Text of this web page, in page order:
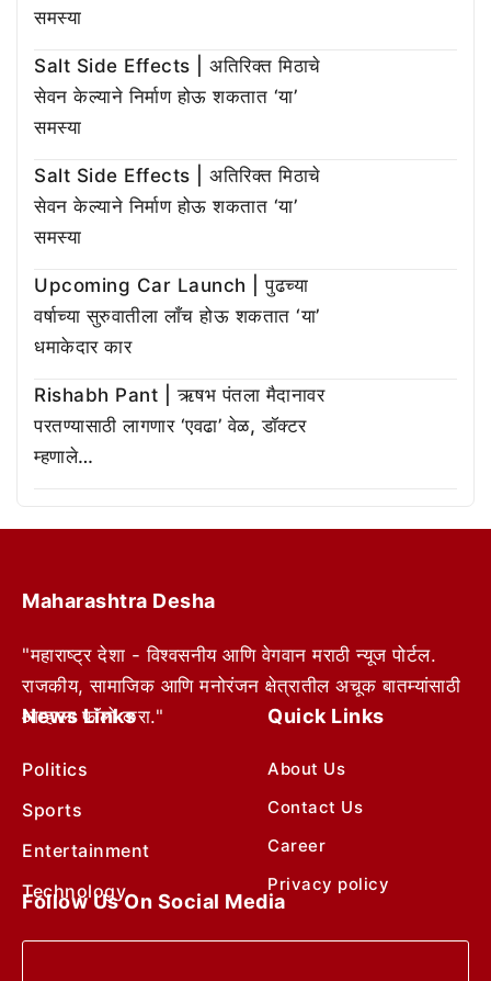
समस्या
Salt Side Effects | अतिरिक्त मिठाचे
सेवन केल्याने निर्माण होऊ शकतात ‘या’
समस्या
Salt Side Effects | अतिरिक्त मिठाचे
सेवन केल्याने निर्माण होऊ शकतात ‘या’
समस्या
Upcoming Car Launch | पुढच्या
वर्षाच्या सुरुवातीला लाँच होऊ शकतात ‘या’
धमाकेदार कार
Rishabh Pant | ऋषभ पंतला मैदानावर
परतण्यासाठी लागणार ‘एवढा’ वेळ, डॉक्टर
म्हणाले…
Maharashtra Desha
"महाराष्ट्र देशा - विश्वसनीय आणि वेगवान मराठी न्यूज पोर्टल.
राजकीय, सामाजिक आणि मनोरंजन क्षेत्रातील अचूक बातम्यांसाठी
आम्हाला फॉलो करा."
News Links
Politics
Sports
Entertainment
Technology
Quick Links
About Us
Contact Us
Career
Privacy policy
Follow Us On Social Media